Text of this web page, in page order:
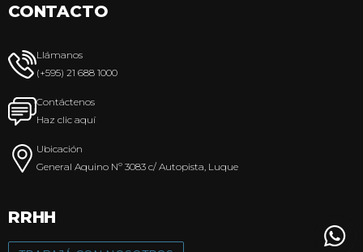
CONTACTO
Llámanos
(+595) 21 688 1000
Contáctenos
Haz clic aquí
Ubicación
General Aquino Nº 3083 c/ Autopista, Luque
RRHH